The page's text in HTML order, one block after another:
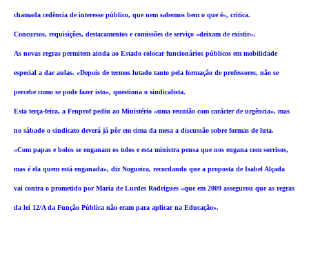
chamada cedência de interesse público, que nem sabemos bem o que é», critica.
Concursos, requisições, destacamentos e comissões de serviço «deixam de existir».
As novas regras permitem ainda ao Estado colocar funcionários públicos em mobilidade
especial a dar aulas. «Depois de termos lutado tanto pela formação de professores, não se
percebe como se pode fazer isto», questiona o sindicalista.
Esta terça-feira, a Fenprof pediu ao Ministério «uma reunião com carácter de urgência», mas
no sábado o sindicato deverá já pôr em cima da mesa a discussão sobre formas de luta.
«Com papas e bolos se enganam os tolos e esta ministra pensa que nos engana com sorrisos,
mas é ela quem está enganada», diz Nogueira, recordando que a proposta de Isabel Alçada
vai contra o prometido por Maria de Lurdes Rodrigues «que em 2009 assegurou que as regras
da lei 12/A da Função Pública não eram para aplicar na Educação».